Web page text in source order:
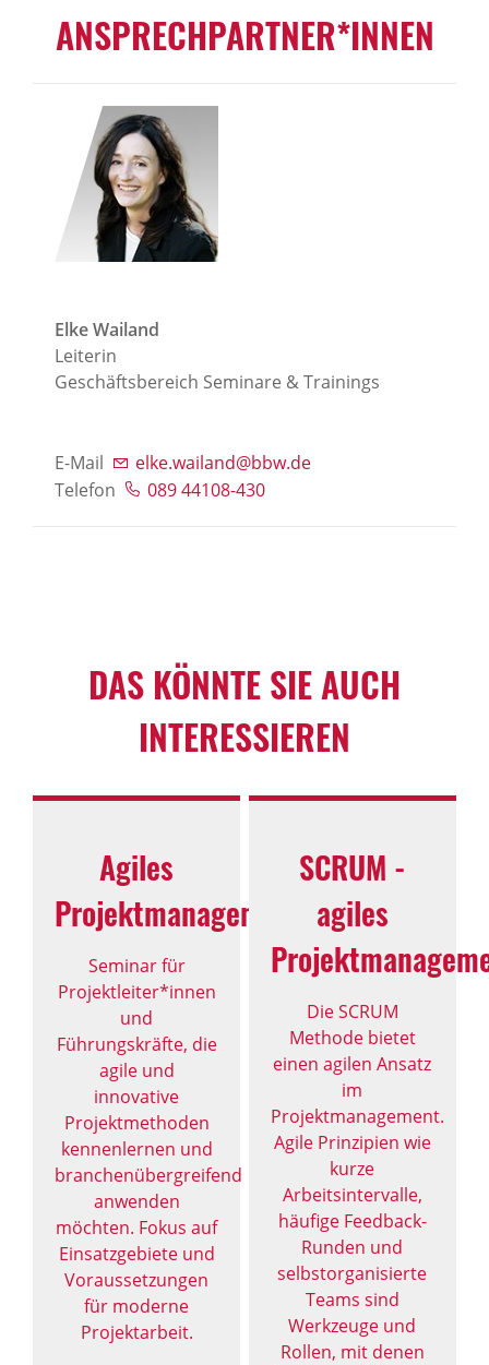
ANSPRECHPARTNER*INNEN
Elke Wailand
Leiterin
Geschäftsbereich Seminare & Trainings
E-Mail
elke.wailand@bbw.de
Telefon
089 44108-430
DAS KÖNNTE SIE AUCH
INTERESSIEREN
Agiles
Projektmanagement
Seminar für
Projektleiter*innen
und
Führungskräfte, die
agile und
innovative
Projektmethoden
kennenlernen und
branchenübergreifend
anwenden
möchten. Fokus auf
Einsatzgebiete und
Voraussetzungen
für moderne
Projektarbeit.
SCRUM -
agiles
Die SCRUM
Methode bietet
einen agilen Ansatz
im
Projektmanagement.
Agile Prinzipien wie
kurze
Arbeitsintervalle,
häufige Feedback-
Runden und
selbstorganisierte
Teams sind
Werkzeuge und
Rollen, mit denen